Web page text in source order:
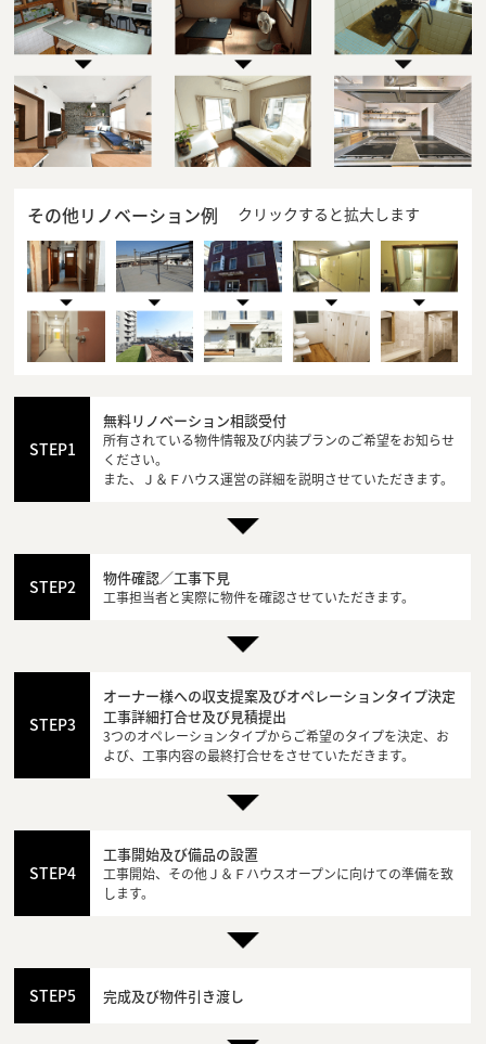
その他リノベーション例 クリックすると拡大します
STEP1
無料リノベーション相談受付
所有されている物件情報及び内装プランのご希望をお知らせ
ください。
また、Ｊ＆Ｆハウス運営の詳細を説明させていただきます。
STEP2 物件確認／工事下見
工事担当者と実際に物件を確認させていただきます。
STEP3
オーナー様への収支提案及びオペレーションタイプ決定
工事詳細打合せ及び見積提出
3つのオペレーションタイプからご希望のタイプを決定、お
よび、工事内容の最終打合せをさせていただきます。
STEP4
工事開始及び備品の設置
工事開始、その他Ｊ＆Ｆハウスオープンに向けての準備を致
します。
STEP5 完成及び物件引き渡し